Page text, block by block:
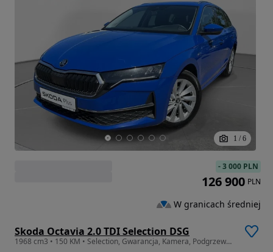
1 / 6
Skoda Octavia 2.0 TDI Selection DSG
1968 cm3 • 150 KM • Selection, Gwarancja, Kamera, Podgrzewane fotele, Virtual Cockpit,1 wł
-3 000 PLN
126 900 PLN
W granicach średniej